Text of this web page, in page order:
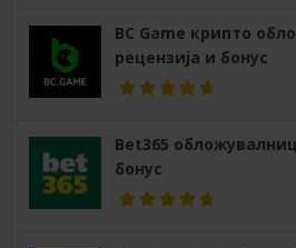
BC Game крипто
рецензија и бонус
Bet365
бонус